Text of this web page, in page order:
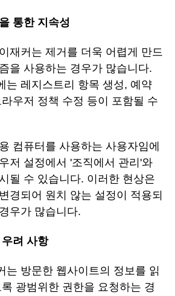
통한 지속성
재커는 제거를 더욱 어렵게 만드
을 사용하는 경우가 많습니다.
는 레지스트리 항목 생성, 예약
우저 정책 수정 등이 포함될 수
컴퓨터를 사용하는 사용자임에
저 설정에서 '조직에서 관리'와
될 수 있습니다. 이러한 현상은
경되어 원치 않는 설정이 적용되
우가 많습니다.
려 사항
는 방문한 웹사이트의 정보를 읽
광범위한 권한을 요청하는 경